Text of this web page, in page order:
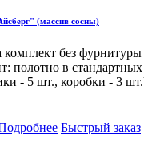
(массив сосны)
комплект без фурнитуры
полотно в стандартных
- 5 шт., коробки - 3
Быстрый заказ